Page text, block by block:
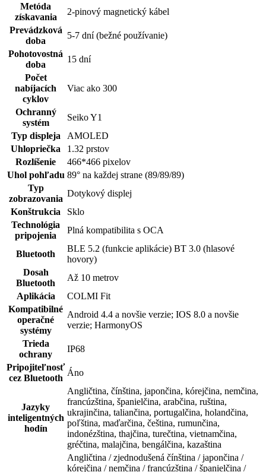
Metóda
získavania
2-pinový magnetický kábel
Prevádzková
doba
5-7 dní (bežné používanie)
Pohotovostná
doba
15 dní
Počet
nabíjacích
cyklov
Viac ako 300
Ochranný
systém
Seiko Y1
Typ displeja
AMOLED
Uhlopriečka
1.32 prstov
Rozlíšenie
466*466 pixelov
Uhol pohľadu 89° na každej strane (89/89/89)
Typ
zobrazovania
Dotykový displej
Konštrukcia
Sklo
Technológia
pripojenia
Plná kompatibilita s OCA
Bluetooth
BLE 5.2 (funkcie aplikácie) BT 3.0 (hlasové
hovory)
Dosah
Bluetooth
Až 10 metrov
Aplikácia
COLMI Fit
Kompatibilné
operačné
systémy
Android 4.4 a novšie verzie; IOS 8.0 a novšie
verzie; HarmonyOS
Trieda
ochrany
IP68
Pripojiteľnosť
cez Bluetooth
Áno
Jazyky
inteligentných
hodín
Angličtina, čínština, japončina, kórejčina, nemčina,
francúzština, španielčina, arabčina, ruština,
ukrajinčina, taliančina, portugalčina, holandčina,
poľština, maďarčina, čeština, rumunčina,
indonézština, thajčina, turečtina, vietnamčina,
gréčtina, malajčina, bengálčina, kazaština
Angličtina / zjednodušená čínština / japončina /
kórejčina / nemčina / francúzština / španielčina /